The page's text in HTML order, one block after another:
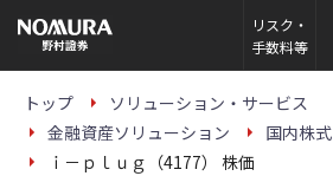
の
ー
リスク・
手数料等
トップ
ソリューション・サービス
金融資産ソリューション
国内株式
ｉ－ｐｌｕｇ（4177） 株価